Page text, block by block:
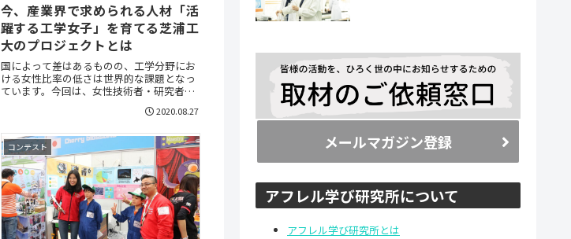
今、産業界で求められる人材「活
躍する工学女子」を育てる芝浦工
大のプロジェクトとは
国によって差はあるものの、工学分野にお
ける女性比率の低さは世界的な課題となっ
ています。今回は、女性技術者・研究者の
支援や理工系学部の女子学生の割合増加に
取り組む芝浦工業大学デザイン工学部の野
2020.08.27
コンテスト メールマガジン登録
アフレル学び研究所について
アフレル学び研究所とは